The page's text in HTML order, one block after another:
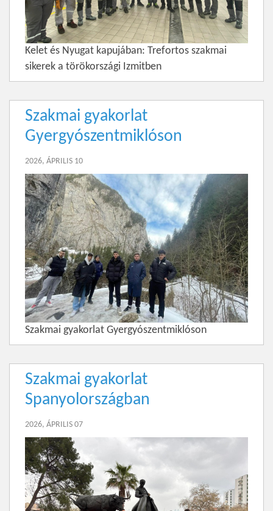
Kelet és Nyugat kapujában: Trefortos szakmai
sikerek a törökországi Izmitben
Szakmai gyakorlat
Gyergyószentmiklóson
2026, ÁPRILIS 10
Szakmai gyakorlat Gyergyószentmiklóson
Szakmai gyakorlat
Spanyolországban
2026, ÁPRILIS 07